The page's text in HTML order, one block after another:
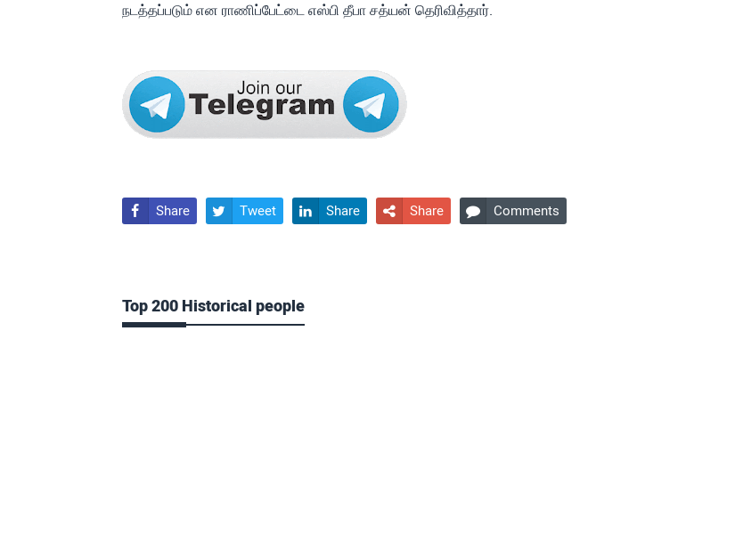
நடத்தப்படும் என ராணிப்பேட்டை எஸ்பி தீபா சத்யன் தெரிவித்தார்.
 Share  Tweet  Share  Share  Comments
Top 200 Historical people